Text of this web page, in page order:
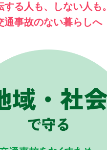
する人も、しない人も。
通事故のない暮らしへ